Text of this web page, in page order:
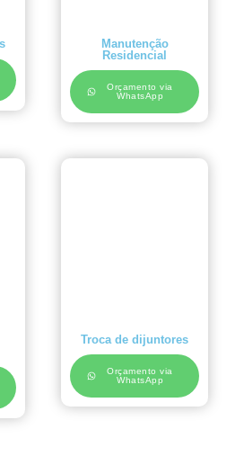
Manutenção
Residencial
Orçamento via
WhatsApp
Troca de dijuntores
Orçamento via
WhatsApp